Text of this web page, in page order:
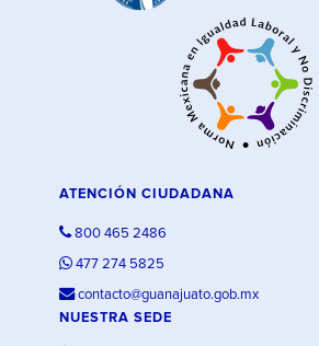
ATENCIÓN CIUDADANA
800 465 2486
477 274 5825
contacto@guanajuato.gob.mx
NUESTRA SEDE